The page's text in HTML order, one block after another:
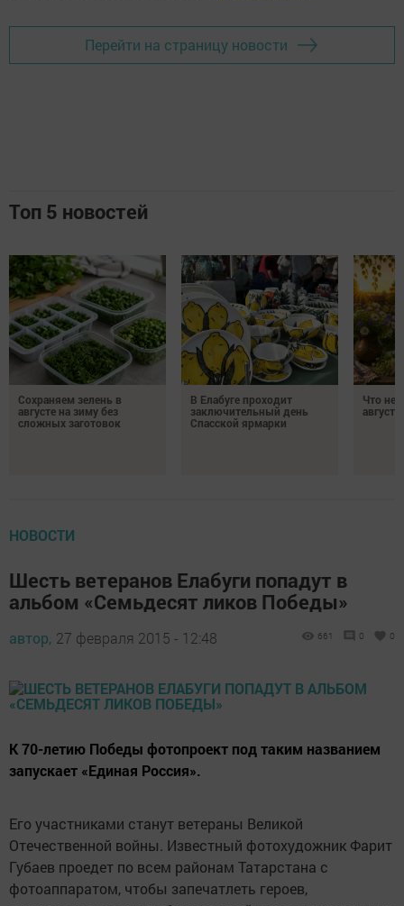
Перейти на страницу новости
Топ 5 новостей
Сохраняем зелень в
августе на зиму без
сложных заготовок
В Елабуге проходит
заключительный день
Спасской ярмарки
Что
НОВОСТИ
Шесть ветеранов Елабуги попадут в
альбом «Семьдесят ликов Победы»
автор, 27 февраля 2015 - 12:48 661 0 0
К 70-летию Победы фотопроект под таким названием
запускает «Единая Россия».
Его участниками станут ветераны Великой
Отечественной войны. Известный фотохудожник Фарит
Губаев проедет по всем районам Татарстана с
фотоаппаратом, чтобы запечатлеть героев,